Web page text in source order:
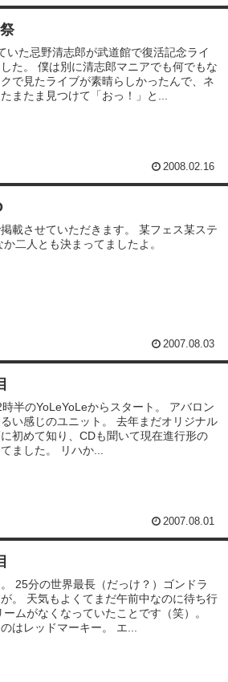
いた忌野清志郎が武道館で復活記念ライ
た。 僕は別に清志郎マニアでも何でもな
で見たライブが素晴らしかったんで、ネ
またま見つけて「おっ！」と...
2008.02.16
載させていただきます。 某フェス某ステ
二人とも決まってましたよ。
2007.08.03
半のYoLeYoLeからスタート。 アバロン
い感じのユニット。 去年まだオリジナル
初めて知り、CDも聞いて現在進行形の
ました。 リハか...
2007.08.01
25分の世界最長（だっけ？）ゴンドラ
。 天気もよくてまだ午前中なのに待ち行
ムがなくなっていたことです（笑）。
はレッドマーキー。 エ...